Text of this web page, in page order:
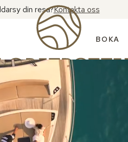
din resa?Kontakta oss
BOKA